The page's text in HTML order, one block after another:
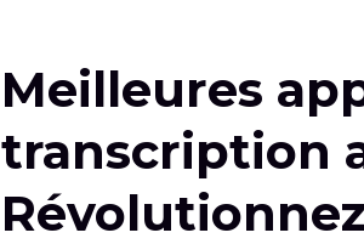
Meilleures
transcription